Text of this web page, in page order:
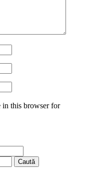
in this browser for